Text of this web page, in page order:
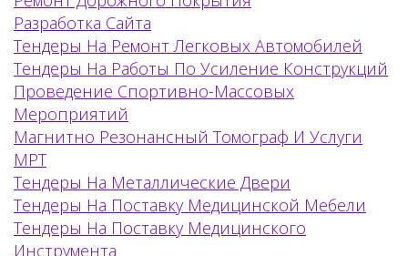
Разработка Сайта
Тендеры На Ремонт Легковых Автомобилей
Тендеры На Работы По Усиление Конструкций
Проведение Спортивно-Массовых
Мероприятий
Магнитно Резонансный Томограф И Услуги
МРТ
Тендеры На Металлические Двери
Тендеры На Поставку Медицинской Мебели
Тендеры На Поставку Медицинского
Инструмента